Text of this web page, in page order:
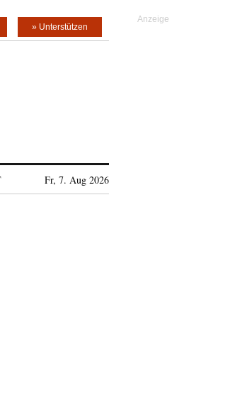
» Unterstützen
Fr, 7. Aug 2026